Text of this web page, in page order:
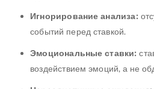
Игнорирование анализа:
событий перед ставкой.
Эмоциональные ставки:
воздействием эмоций, а не